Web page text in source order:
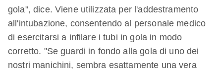
gola", dice. Viene utilizzata per l'addestramento
all'intubazione, consentendo al personale medico
di esercitarsi a infilare i tubi in gola in modo
corretto. "Se guardi in fondo alla gola di uno dei
nostri manichini, sembra esattamente una vera